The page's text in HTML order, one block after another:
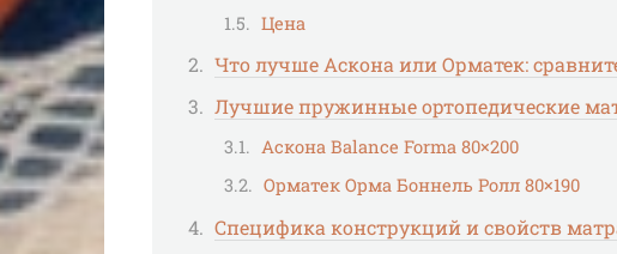
Цена
Что лучше Аскона или Орматек:
Лучшие пружинные ортопедические
Аскона Balance Forma 80×200
Орматек Орма Боннель Ролл 80×190
Специфика конструкций и свойств